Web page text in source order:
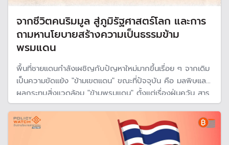
จากชีวิตคนริมมูล สู่ภูมิรัฐศาสตร์โลก และการ
ถามหานโยบายสร้างความเป็นธรรมข้าม
พรมแดน
พื้นที่ชายแดนกำลังเผชิญกับปัญหาใหม่มากขึ้นเรื่อย ๆ จากเดิม
เป็นความขัดแย้ง "ข้ามเขตแดน" ขณะที่ปัจจุบัน คือ มลพิษและ
ผลกระทบสิ่งแวดล้อม "ข้ามพรมแดน" ตั้งแต่เรื่องฝุ่นควัน สาร
พิษในแม่น้ำกก จนถึงเขื่อนในประเทศเพื่อนบ้าน "ปิยะพงษ์ บุษบ
งก์" มีข้อเสนอว่ารัฐบาลควรมีนโยบาย "สร้างความเป็นธรรม
ข้ามพรมแดน"